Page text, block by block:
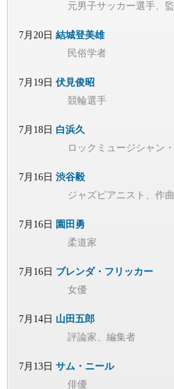
元男子サッカー選手、
7月20日 結城登美雄
民俗学者
7月19日 伏見俊昭
競輪選手
7月18日 白浜久
ロックミュージシャン
7月16日 渋谷毅
ジャズピアニスト、作
7月16日 園田勇
柔道家
7月16日 ブレンダ・フリッカー
女優
7月14日 山田五郎
評論家、編集者
7月13日 サム・ニール
俳優